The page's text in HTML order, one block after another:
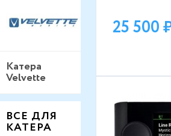
Катера
Velvette
ВСЕ ДЛЯ
КАТЕРА
25 500